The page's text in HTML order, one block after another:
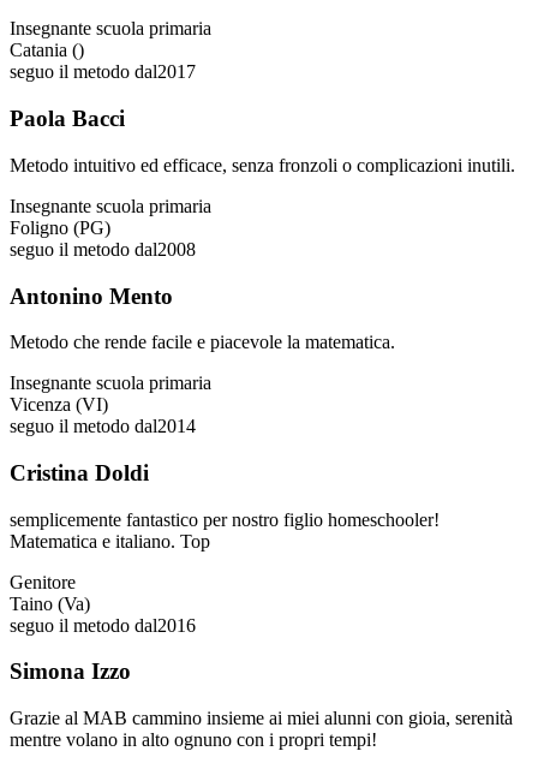
Insegnante scuola primaria
Catania ()
seguo il metodo dal2017
Paola Bacci
Metodo intuitivo ed efficace, senza fronzoli o complicazioni inutili.
Insegnante scuola primaria
Foligno (PG)
seguo il metodo dal2008
Antonino Mento
Metodo che rende facile e piacevole la matematica.
Insegnante scuola primaria
Vicenza (VI)
seguo il metodo dal2014
Cristina Doldi
semplicemente fantastico per nostro figlio homeschooler!
Matematica e italiano. Top
Genitore
Taino (Va)
seguo il metodo dal2016
Simona Izzo
Grazie al MAB cammino insieme ai miei alunni con gioia, serenità
mentre volano in alto ognuno con i propri tempi!